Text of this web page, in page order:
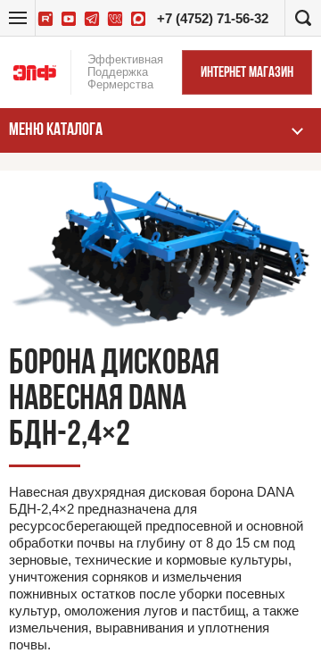
+7 (4752) 71-56-32
Эффективная
Поддержка
Фермерства
ИНТЕРНЕТ МАГАЗИН
МЕНЮ КАТАЛОГА
БОРОНА ДИСКОВАЯ
НАВЕСНАЯ DANA
БДН-2,4×2
Навесная двухрядная дисковая борона DANA
БДН-2,4×2 предназначена для
ресурсосберегающей предпосевной и основной
обработки почвы на глубину от 8 до 15 см под
зерновые, технические и кормовые культуры,
уничтожения сорняков и измельчения
пожнивных остатков после уборки посевных
культур, омоложения лугов и пастбищ, а также
измельчения, выравнивания и уплотнения
почвы.